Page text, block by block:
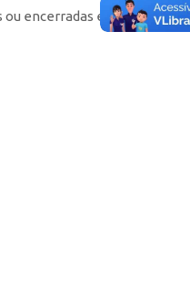
encerradas em cada